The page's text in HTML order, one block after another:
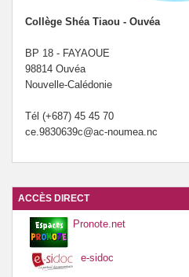
Collège Shéa Tiaou - Ouvéa
BP 18 - FAYAOUE
98814 Ouvéa
Nouvelle-Calédonie
Tél (+687) 45 45 70
ce.9830639c@ac-noumea.nc
ACCÈS DIRECT
Pronote.net
e-sidoc